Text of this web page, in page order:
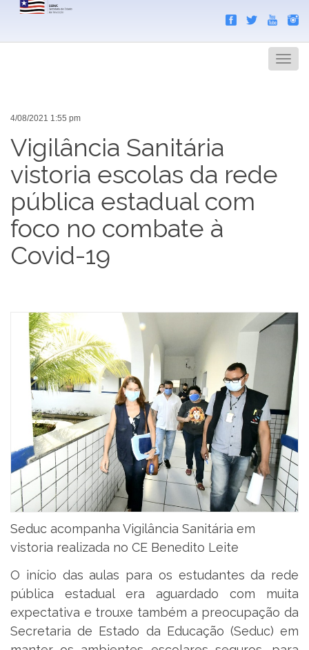
Menu
4/08/2021 1:55 pm
Vigilância Sanitária
vistoria escolas da rede
pública estadual com
foco no combate à
Covid-19
Seduc acompanha Vigilância Sanitária em
vistoria realizada no CE Benedito Leite
O início das aulas para os estudantes da rede
pública estadual era aguardado com muita
expectativa e trouxe também a preocupação da
Secretaria de Estado da Educação (Seduc) em